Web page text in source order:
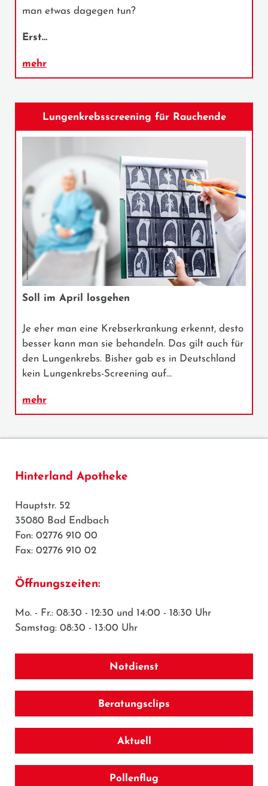
man etwas dagegen tun?
Erst…
mehr
Lungenkrebsscreening für Rauchende
Soll im April losgehen
Je eher man eine Krebserkrankung erkennt, desto
besser kann man sie behandeln. Das gilt auch für
den Lungenkrebs. Bisher gab es in Deutschland
kein Lungenkrebs-Screening auf…
mehr
Hinterland Apotheke
Hauptstr. 52
35080 Bad Endbach
Fon: 02776 910 00
Fax: 02776 910 02
Öffnungszeiten:
Mo. - Fr.: 08:30 - 12:30 und 14:00 - 18:30 Uhr
Samstag: 08:30 - 13:00 Uhr
Notdienst
Beratungsclips
Aktuell
Pollenflug